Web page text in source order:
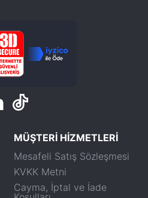
MÜŞTERİ HİZMETLERİ
Mesafeli Satış Sözleşmesi
KVKK Metni
Cayma, İptal ve İade